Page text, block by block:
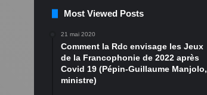
Most Viewed Posts
21 mai 2020
Comment la Rdc envisage les Jeux
de la Francophonie de 2022 après
Covid 19 (Pépin-Guillaume Manjolo,
ministre)